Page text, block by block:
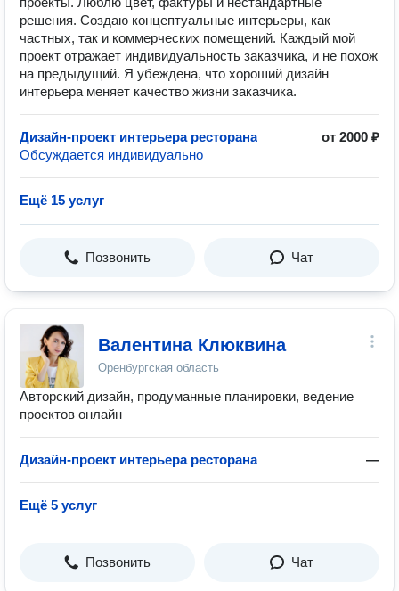
решения. Создаю концептуальные интерьеры, как
частных, так и коммерческих помещений. Каждый мой
проект отражает индивидуальность заказчика, и не похож
на предыдущий. Я убеждена, что хороший дизайн
интерьера меняет качество жизни заказчика.
Дизайн-проект интерьера ресторана
от 2000 ₽
Обсуждается индивидуально
Ещё 15 услуг
Позвонить Чат
Валентина Клюквина
Оренбургская область
Авторский дизайн, продуманные планировки, ведение
проектов онлайн
Дизайн-проект интерьера ресторана —
Ещё 5 услуг
Позвонить Чат